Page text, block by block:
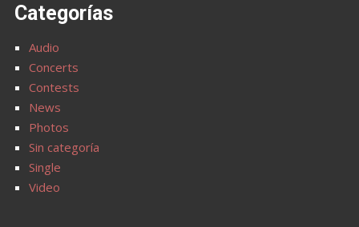
Categorías
Audio
Concerts
Contests
News
Photos
Sin categoría
Single
Video